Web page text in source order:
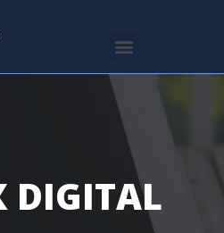
DIGITAL